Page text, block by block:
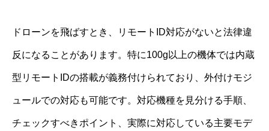
ドローンを飛ばすとき、リモートID対応がないと法律違
反になることがあります。特に100g以上の機体では内蔵
型リモートIDの搭載が義務付けられており、外付けモジ
ュールでの対応も可能です。対応機種を見分ける手順、
チェックすべきポイント、実際に対応している主要モデ